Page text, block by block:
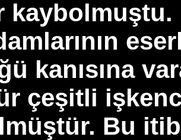
kanısına
çeşitli
Bu